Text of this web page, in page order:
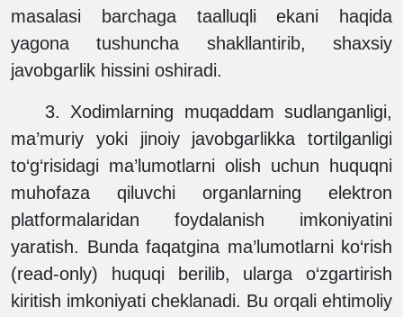
masalasi barchaga taalluqli ekani haqida
yagona tushuncha shakllantirib, shaxsiy
javobgarlik hissini oshiradi.
3. Xodimlarning muqaddam sudlanganligi,
ma’muriy yoki jinoiy javobgarlikka tortilganligi
to‘g‘risidagi ma’lumotlarni olish uchun huquqni
muhofaza qiluvchi organlarning elektron
platformalaridan foydalanish imkoniyatini
yaratish. Bunda faqatgina ma’lumotlarni ko‘rish
(read-only) huquqi berilib, ularga o‘zgartirish
kiritish imkoniyati cheklanadi. Bu orqali ehtimoliy